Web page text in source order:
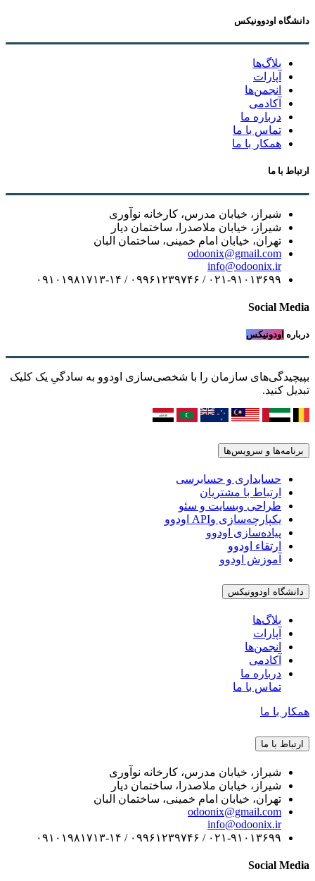
دانشگاه اودوونیکس
بلاگ‌ها
آپارات
انجمن‌ها
آکادمی
درباره ما
تماس با ما
همکار با ما
ارتباط با ما
شیراز، خیابان مدرس، کارخانه نوآوری
شیراز، خیابان ملاصدرا، ساختمان دیار
تهران، خیابان امام خمینی، ساختمان البان
odoonix@gmail.com
info@odoonix.ir
۰۲۱-۹۱۰۱۳۶۹۹ / ۰۹۹۶۱۲۳۹۷۴۶ / ۰۹۱۰۱۹۸۱۷۱۳-۱۴
Social Media
درباره اودونیکس
بپیچیدگی‌های سازمان را با شخصی‌سازی اودوو به سادگیِ یک کلیک
تبدیل کنید.
برنامه‌ها و سرویس‌ها
حسابداری و حسابرسی
ارتباط با مشتریان
طراحی وبسایت و سئو
یکپارچه‌سازی وAPI اودوو
پیاده‌سازی اودوو
ارتقاء اودوو
آموزش اودوو
دانشگاه اودوونیکس
بلاگ‌ها
آپارات
انجمن‌ها
آکادمی
درباره ما
تماس با ما
همکار با ما
ارتباط با ما
شیراز، خیابان مدرس، کارخانه نوآوری
شیراز، خیابان ملاصدرا، ساختمان دیار
تهران، خیابان امام خمینی، ساختمان البان
odoonix@gmail.com
info@odoonix.ir
۰۲۱-۹۱۰۱۳۶۹۹ / ۰۹۹۶۱۲۳۹۷۴۶ / ۰۹۱۰۱۹۸۱۷۱۳-۱۴
Social Media